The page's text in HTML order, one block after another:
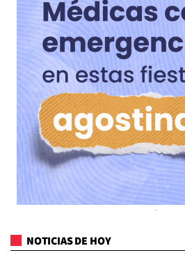
NOTICIAS DE HOY